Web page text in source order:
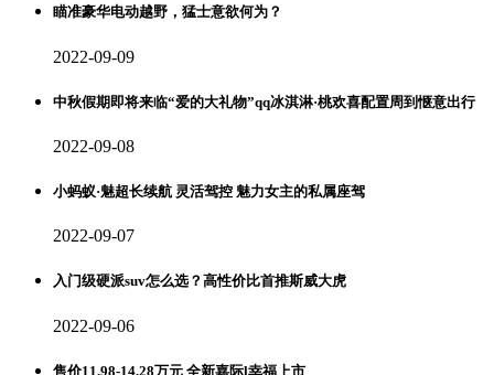
瞄准豪华电动越野，猛士意欲何为？
2022-09-09
中秋假期即将来临“爱的大礼物”qq冰淇淋·桃欢喜配置周到惬意出行
2022-09-08
小蚂蚁·魅超长续航 灵活驾控 魅力女主的私属座驾
2022-09-07
入门级硬派suv怎么选？高性价比首推斯威大虎
2022-09-06
售价11.98-14.28万元 全新嘉际l幸福上市